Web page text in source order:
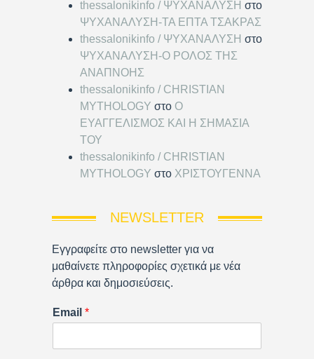
thessalonikinfo / ΨΥΧΑΝΑΛΥΣΗ στο
ΨΥΧΑΝΑΛΥΣΗ-ΤΑ ΕΠΤΑ ΤΣΑΚΡΑΣ
thessalonikinfo / ΨΥΧΑΝΑΛΥΣΗ στο
ΨΥΧΑΝΑΛΥΣΗ-Ο ΡΟΛΟΣ ΤΗΣ
ΑΝΑΠΝΟΗΣ
thessalonikinfo / CHRISTIAN
MYTHOLOGY στο Ο
ΕΥΑΓΓΕΛΙΣΜΟΣ ΚΑΙ Η ΣΗΜΑΣΙΑ
ΤΟΥ
thessalonikinfo / CHRISTIAN
MYTHOLOGY στο ΧΡΙΣΤΟΥΓΕΝΝΑ
NEWSLETTER
Εγγραφείτε στο newsletter για να
μαθαίνετε πληροφορίες σχετικά με νέα
άρθρα και δημοσιεύσεις.
Email *